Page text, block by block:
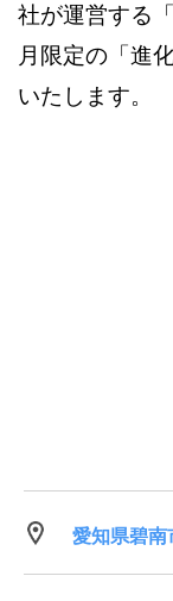
社が運営する
月限定の「進
いたします。
愛知県碧南